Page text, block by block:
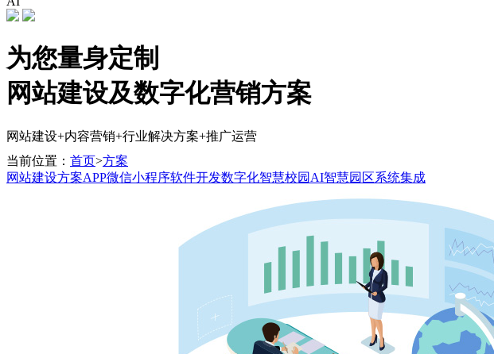
为您量身定制
网站建设及数字化营销方案
网站建设+内容营销+行业解决方案+推广运营
当前位置： 首页>方案
网站建设方案APP微信小程序软件开发数字化智慧校园 AI智慧园区系统集成